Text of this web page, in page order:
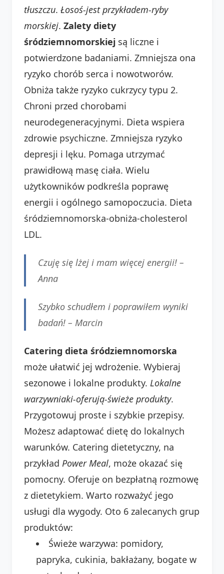
tłuszczu. Łosoś-jest przykładem-ryby
morskiej. Zalety diety
śródziemnomorskiej są liczne i
potwierdzone badaniami. Zmniejsza ona
ryzyko chorób serca i nowotworów.
Obniża także ryzyko cukrzycy typu 2.
Chroni przed chorobami
neurodegeneracyjnymi. Dieta wspiera
zdrowie psychiczne. Zmniejsza ryzyko
depresji i lęku. Pomaga utrzymać
prawidłową masę ciała. Wielu
użytkowników podkreśla poprawę
energii i ogólnego samopoczucia. Dieta
śródziemnomorska-obniża-cholesterol
LDL.
Czuję się lżej i mam więcej energii! –
Anna
Szybko schudłem i poprawiłem wyniki
badań! – Marcin
Catering dieta śródziemnomorska
może ułatwić jej wdrożenie. Wybieraj
sezonowe i lokalne produkty. Lokalne
warzywniaki-oferują-świeże produkty.
Przygotowuj proste i szybkie przepisy.
Możesz adaptować dietę do lokalnych
warunków. Catering dietetyczny, na
przykład Power Meal, może okazać się
pomocny. Oferuje on bezpłatną rozmowę
z dietetykiem. Warto rozważyć jego
usługi dla wygody. Oto 6 zalecanych grup
produktów:
Świeże warzywa: pomidory,
papryka, cukinia, bakłażany, bogate w